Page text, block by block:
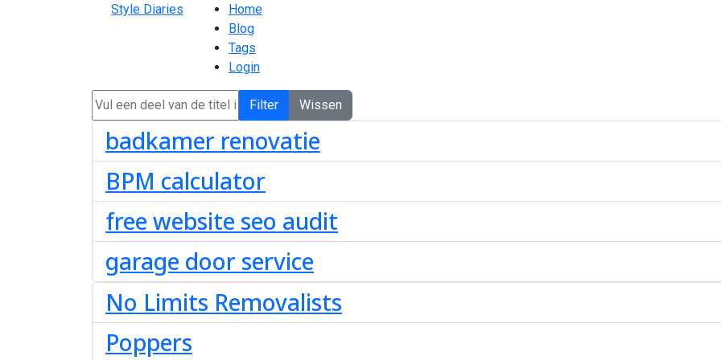
Style Diaries
Home
Blog
Tags
Login
Vul een deel van de titel in Filter Wissen
badkamer renovatie
BPM calculator
free website seo audit
garage door service
No Limits Removalists
Poppers